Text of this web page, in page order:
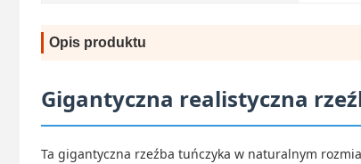
Opis produktu
Gigantyczna realistyczna
Ta gigantyczna rzeźba tuńczyka w naturalnym